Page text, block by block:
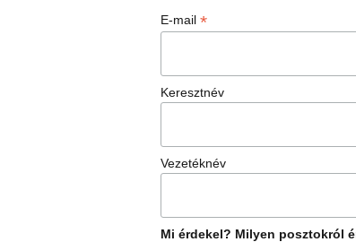
E-mail*
Keresztnév
Vezetéknév
Mi érdekel? Milyen posztokról